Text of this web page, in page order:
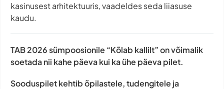
kasinusest arhitektuuris, vaadeldes seda liiasuse
kaudu.
TAB 2026 sümpoosionile “Kõlab kallilt” on võimalik
soetada nii kahe päeva kui ka ühe päeva pilet.
Sooduspilet kehtib õpilastele, tudengitele ja